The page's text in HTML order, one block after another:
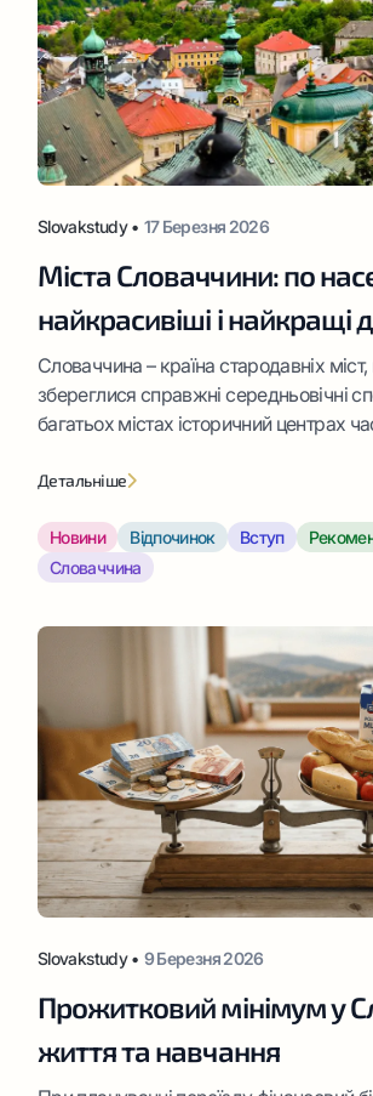
Slovakstudy • 17 Березня 2026
Міста Словаччини: по
найкрасивіші і найкращі
Словаччина – країна стародавніх міст,
збереглися справжні середньовічні
багатьох містах історичний центрах
пам’ятки або міські замки. Існують 18
мають особливий статус. У Словаччині
міськими пам’ятками заповідниками. З
Детальніше
Новини Відпочинок Вступ
Словаччина
Slovakstudy • 9 Березня 2026
Прожитковий мінімум у
життя та навчання